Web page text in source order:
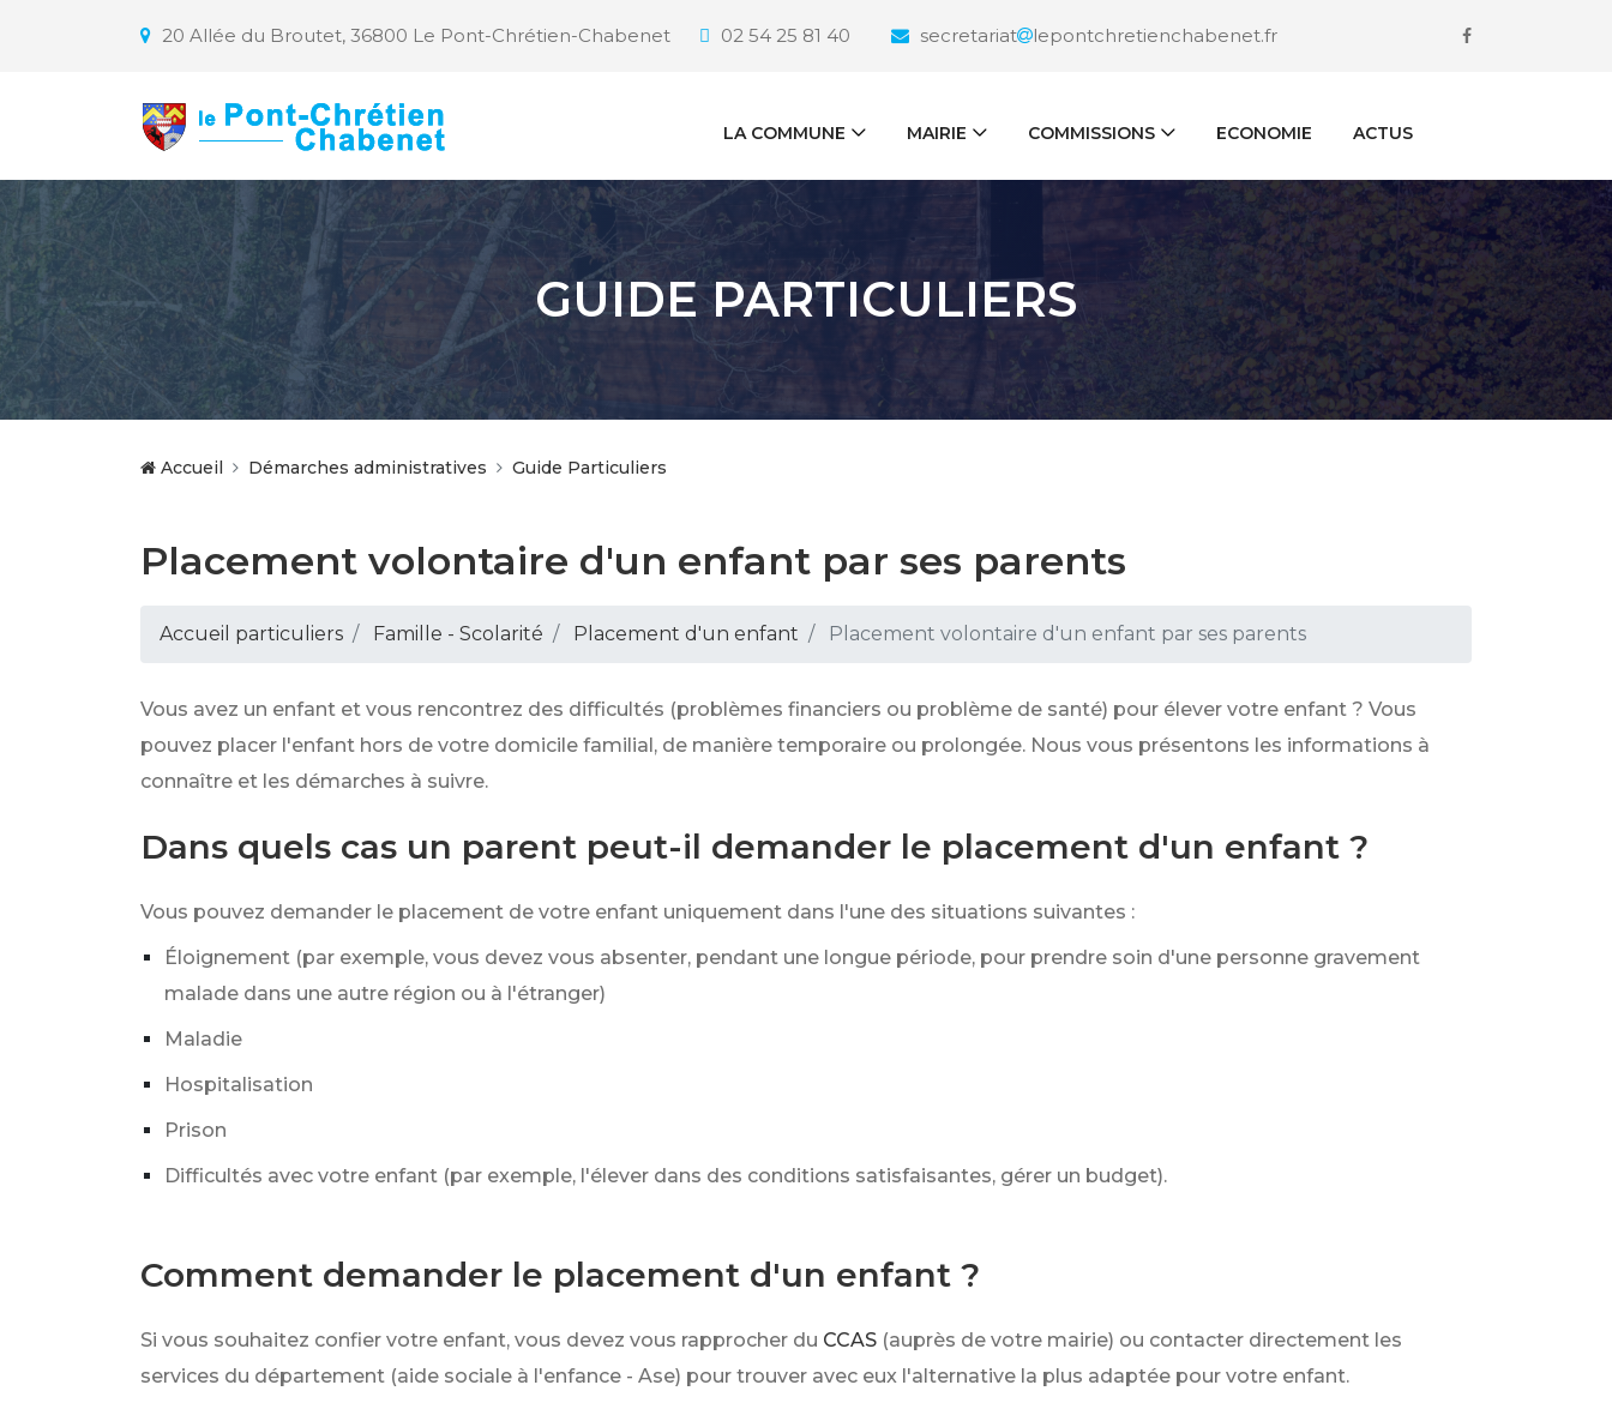
20 Allée du Broutet, 36800 Le Pont-Chrétien-Chabenet 02 54 25 81 40 secretariat lepontchretienchabenet.fr
LA COMMUNE MAIRIE COMMISSIONS ECONOMIE ACTUS
GUIDE PARTICULIERS
Accueil Démarches administratives Guide Particuliers
Placement volontaire d'un enfant par ses parents
Accueil particuliers Famille - Scolarité Placement d'un enfant Placement volontaire d'un enfant par ses parents
Vous avez un enfant et vous rencontrez des difficultés (problèmes financiers ou problème de santé) pour élever votre enfant ? Vous
pouvez placer l'enfant hors de votre domicile familial, de manière temporaire ou prolongée. Nous vous présentons les informations à
connaître et les démarches à suivre.
Dans quels cas un parent peut-il demander le placement d'un enfant ?
Vous pouvez demander le placement de votre enfant uniquement dans l'une des situations suivantes :
Éloignement (par exemple, vous devez vous absenter, pendant une longue période, pour prendre soin d'une personne gravement
malade dans une autre région ou à l'étranger)
Maladie
Hospitalisation
Prison
Difficultés avec votre enfant (par exemple, l'élever dans des conditions satisfaisantes, gérer un budget).
Comment demander le placement d'un enfant ?
Si vous souhaitez confier votre enfant, vous devez vous rapprocher du CCAS (auprès de votre mairie) ou contacter directement les
services du département (aide sociale à l'enfance - Ase) pour trouver avec eux l'alternative la plus adaptée pour votre enfant.